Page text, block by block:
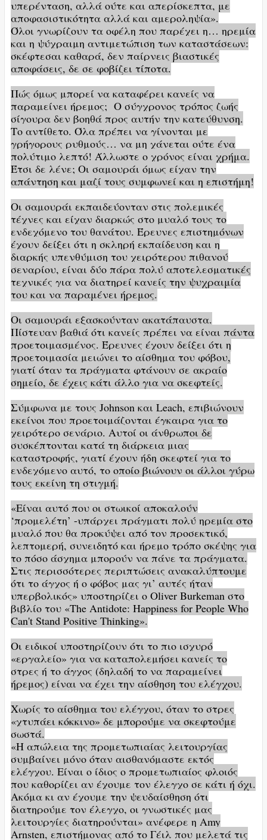
υπερένταση, αλλά ούτε και απερίσκεπτα, με
αποφασιστικότητα αλλά και αμεροληψία».
Όλοι γνωρίζουν τα οφέλη που παρέχει η… ηρεμία
και η ψύχραιμη αντιμετώπιση των καταστάσεων:
σκέφτεσαι καθαρά, δεν παίρνεις βιαστικές
αποφάσεις, δε σε φοβίζει τίποτα.
Πώς όμως μπορεί να καταφέρει κανείς να
παραμείνει ήρεμος; Ο σύγχρονος τρόπος ζωής
σίγουρα δεν βοηθά προς αυτήν την κατεύθυνση.
Το αντίθετο. Όλα πρέπει να γίνονται με
γρήγορους ρυθμούς… να μη χάνεται ούτε ένα
πολύτιμο λεπτό! Άλλωστε ο χρόνος είναι χρήμα.
Έτσι δε λένε; Οι σαμουράι όμως είχαν την
απάντηση και μαζί τους συμφωνεί και η επιστήμη!
Οι σαμουράι εκπαιδεύονταν στις πολεμικές
τέχνες και είχαν διαρκώς στο μυαλό τους το
ενδεχόμενο του θανάτου. Έρευνες επιστημόνων
έχουν δείξει ότι η σκληρή εκπαίδευση και η
διαρκής υπενθύμιση του χειρότερου πιθανού
σεναρίου, είναι δύο πάρα πολύ αποτελεσματικές
τεχνικές για να διατηρεί κανείς την ψυχραιμία
του και να παραμένει ήρεμος.
Οι σαμουράι εξασκούνταν ακατάπαυστα.
Πίστευαν βαθιά ότι κανείς πρέπει να είναι πάντα
προετοιμασμένος. Έρευνες έχουν δείξει ότι η
προετοιμασία μειώνει το αίσθημα του φόβου,
γιατί όταν τα πράγματα φτάνουν σε ακραίο
σημείο, δε έχεις κάτι άλλο για να σκεφτείς.
Σύμφωνα με τους Johnson και Leach, επιβιώνουν
εκείνοι που προετοιμάζονται έγκαιρα για το
χειρότερο σενάριο. Αυτοί οι άνθρωποι δε
συσκέπτονται κατά τη διάρκεια μιας
καταστροφής, γιατί έχουν ήδη σκεφτεί για το
ενδεχόμενο αυτό, το οποίο βιώνουν οι άλλοι γύρω
τους εκείνη τη στιγμή.
«Είναι αυτό που οι στωικοί αποκαλούν
‘προμελέτη’ -υπάρχει πράγματι πολύ ηρεμία στο
μυαλό που θα προκύψει από τον προσεκτικό,
λεπτομερή, συνειδητό και ήρεμο τρόπο σκέψης για
το πόσο άσχημα μπορούν να πάνε τα πράγματα.
Στις περισσότερες περιπτώσεις ανακαλύπτουμε
ότι το άγχος ή ο φόβος μας γι’ αυτές ήταν
υπερβολικός» υποστηρίζει ο Oliver Burkeman στο
βιβλίο του «The Antidote: Happiness for People Who
Can't Stand Positive Thinking».
Οι ειδικοί υποστηρίζουν ότι το πιο ισχυρό
«εργαλείο» για να καταπολεμήσει κανείς το
στρες ή το άγχος (δηλαδή το να παραμείνει
ήρεμος) είναι να έχει την αίσθηση του ελέγχου.
Χωρίς το αίσθημα του ελέγχου, όταν το στρες
«χτυπάει κόκκινο» δε μπορούμε να σκεφτούμε
σωστά.
«Η απώλεια της προμετωπιαίας λειτουργίας
συμβαίνει μόνο όταν αισθανόμαστε εκτός
ελέγχου. Είναι ο ίδιος ο προμετωπιαίος φλοιός
που καθορίζει αν έχουμε τον έλεγχο σε κάτι ή όχι.
Ακόμα κι αν έχουμε την ψευδαίσθηση ότι
διατηρούμε τον έλεγχο, οι γνωστικές μας
λειτουργίες διατηρούνται» ανέφερε η Amy
Arnsten, επιστήμονας από το Γέιλ που μελετά τις